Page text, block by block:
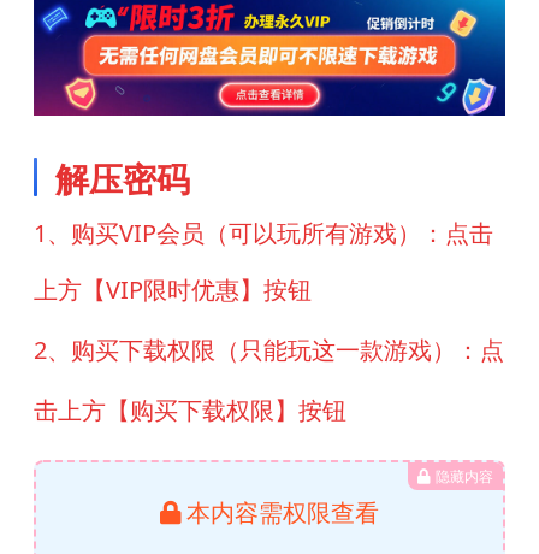
解压密码
1、购买VIP会员（可以玩所有游戏）：点击
上方【VIP限时优惠】按钮
2、购买下载权限（只能玩这一款游戏）：点
击上方【购买下载权限】按钮
隐藏内容
本内容需权限查看